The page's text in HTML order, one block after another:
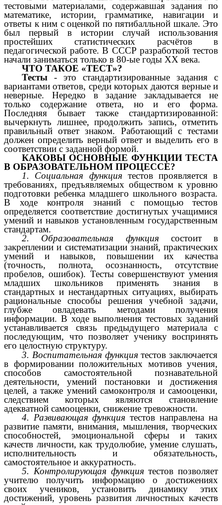
тестовыми материалами, содержавшая задания по
математике, истории, грамматике, навигации и
ответы к ним с оценкой по пятибалльной шкале. Это
был первый в истории случай использования
простейших статистических расчётов в
педагогической работе. В СССР разработкой тестов
начали заниматься только в 80-ые годы XX века.
ЧТО ТАКОЕ «ТЕСТ»?
Тесты - это стандартизированные задания с
вариантами ответов, среди которых даются верные и
неверные. Нередко в задание закладывается не
только содержание ответа, но и его форма.
Последняя бывает также стандартизированной:
вычеркнуть лишнее, продолжить запись, отметить
правильный ответ знаком. Работающий с тестами
должен определить верный ответ и выделить его в
соответствии с заданной формой.
КАКОВЫ ОСНОВНЫЕ ФУНКЦИИ ТЕСТА
В ОБРАЗОВАТЕЛЬНОМ ПРОЦЕССЕ?
1. Социальная функция тестов проявляется в
требованиях, предъявляемых обществом к уровню
подготовки ребенка младшего школьного возраста.
В ходе контроля знаний с помощью тестов
определяется соответствие достигнутых учащимися
умений и навыков установленным государственным
стандартам.
2. Образовательная функция состоит в
закреплении и систематизации знаний, практических
умений и навыков, повышении их качества
(точность, полнота, осознанность, отсутствие
пробелов, ошибок). Тесты совершенствуют умения
младших школьников применять знания в
стандартных и нестандартных ситуациях, выбирать
рациональные способы решения учебной задачи,
глубже овладевать методами получения
информации. В ходе выполнения тестовых заданий
устанавливается связь предыдущего материала с
последующим, что позволяет ученику воспринять
его целостную структуру.
3. Воспитательная функциятестов заключается
в формировании положительных мотивов учения,
способов самостоятельной познавательной
деятельности, умений постановки и достижения
целей, а также умений самоконтроля и самооценки,
следствием которых являются становление
адекватной самооценки, снижение тревожности.
4. Развивающая функциятестов направлена на
развитие памяти, внимания, мышления, творческих
способностей, эмоциональной сферы и таких
качеств личности, как трудолюбие, умение слушать,
исполнительность и обязательность,
самостоятельное и аккуратность.
5. Контролирующая функциятестов позволяет
учителю получить информацию о достижениях
своих учеников, установить динамику этих
достижений, уровень развития личностных качеств